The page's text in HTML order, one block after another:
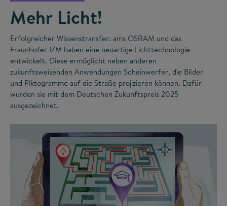
Mehr Licht!
Erfolgreicher Wissenstransfer: ams OSRAM und das
Fraunhofer IZM haben eine neuartige Lichttechnologie
entwickelt. Diese ermöglicht neben anderen
zukunftsweisenden Anwendungen Scheinwerfer, die Bilder
und Piktogramme auf die Straße projizieren können. Dafür
wurden sie mit dem Deutschen Zukunftspreis 2025
ausgezeichnet.